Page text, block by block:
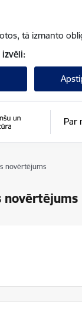
tā izmanto
izvēli:
Par
novērtējums
novērtējums
noderīga?